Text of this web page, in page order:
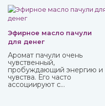
и ранки на коже, ожоги,
Эфирное масло пачули
для денег
Аромат пачули очень
чувственный,
пробуждающий энергию и
чувства. Его часто
ассоциируют с